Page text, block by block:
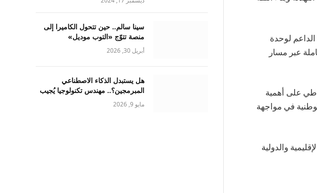
لوحدة
عبر مسار
على أهمية
في مواجهة
والدولية
سينا سالم.. حين تتحول الكاميرا إلى
منصة تتوّج «التوب موديل»
أبريل 30, 2026
هل يستبدل الذكاء الاصطناعي
المبرمجين؟.. مهندس تكنولوجيا يُجيب
مايو 9, 2026